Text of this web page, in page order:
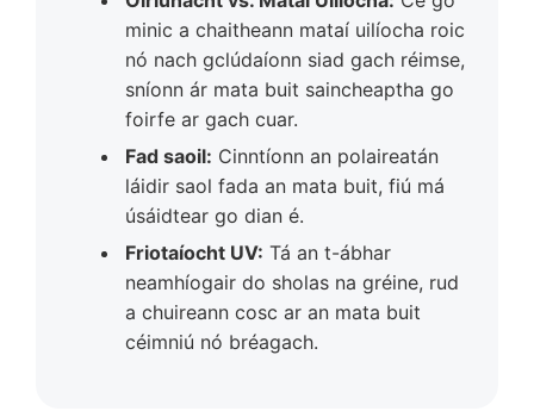
minic a chaitheann mataí uilíocha roic
nó nach gclúdaíonn siad gach réimse,
sníonn ár mata buit saincheaptha go
foirfe ar gach cuar.
Fad saoil: Cinntíonn an polaireatán
láidir saol fada an mata buit, fiú má
úsáidtear go dian é.
Friotaíocht UV: Tá an t-ábhar
neamhíogair do sholas na gréine, rud
a chuireann cosc ​​ar an mata buit
céimniú nó bréagach.